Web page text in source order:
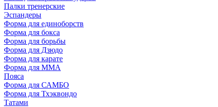
Палки тренерские
Эспандеры
Форма для единоборств
Форма для бокса
Форма для борьбы
Форма для Дзюдо
Форма для карате
Форма для MMA
Пояса
Форма для САМБО
Форма для Тхэквондо
Татами